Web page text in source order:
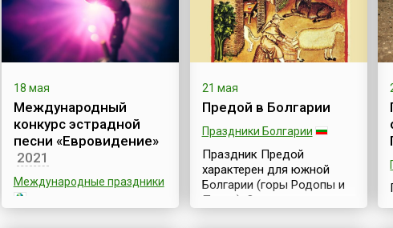
18 мая
Международный
конкурс эстрадной
песни «Евровидение»
2021
Международные праздники
21 мая
Предой в Болгарии
Праздники Болгарии
Праздник Предой
характерен для южной
Болгарии (горы Родопы и
Пирин). Он сумел